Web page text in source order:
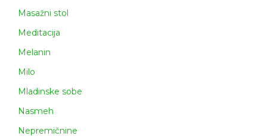
Masažni stol
Meditacija
Melanin
Milo
Mladinske sobe
Nasmeh
Nepremičnine